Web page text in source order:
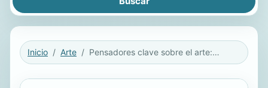
Inicio Arte Pensadores clave sobre el arte: el siglo XX